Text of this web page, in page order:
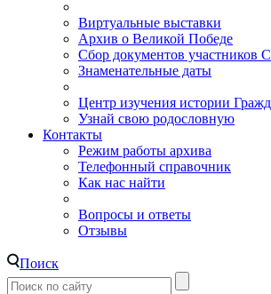
Виртуальные выставки
Архив о Великой Победе
Сбор документов участников
Знаменательные даты
Центр изучения истории
Узнай свою родословную
Контакты
Режим работы архива
Телефонный справочник
Как нас найти
Вопросы и ответы
Отзывы
Поиск